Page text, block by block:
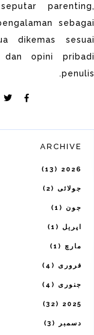
parenting,
sebagai
dikemas sesuai
dan opini pribadi
penulis.
ARCHIVE
2026
13
جولائی 2
جون 1
اپریل 1
مارچ 1
فروری 4
جنوری 4
2025
32
دسمبر 3